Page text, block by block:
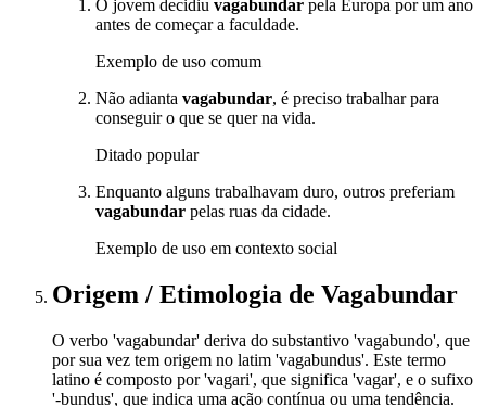
O jovem decidiu vagabundar pela Europa por um ano
antes de começar a faculdade.
Exemplo de uso comum
Não adianta vagabundar, é preciso trabalhar para
conseguir o que se quer na vida.
Ditado popular
Enquanto alguns trabalhavam duro, outros preferiam
vagabundar pelas ruas da cidade.
Exemplo de uso em contexto social
Origem / Etimologia de Vagabundar
O verbo 'vagabundar' deriva do substantivo 'vagabundo', que
por sua vez tem origem no latim 'vagabundus'. Este termo
latino é composto por 'vagari', que significa 'vagar', e o sufixo
'-bundus', que indica uma ação contínua ou uma tendência.